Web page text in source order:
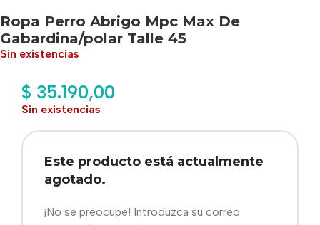
Ropa Perro Abrigo Mpc Max De
Gabardina/polar Talle 45
Sin existencias
$ 35.190,00
Sin existencias
Este producto está actualmente
agotado.
¡No se preocupe! Introduzca su correo